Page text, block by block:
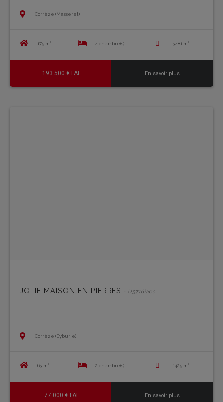
Corrèze (Masseret)
175 m² 4 chambre(s) 3481 m²
193 500 € FAI En savoir plus
JOLIE MAISON EN PIERRES - U5716iacc
Corrèze (Eyburie)
63 m² 2 chambre(s) 1425 m²
77 000 € FAI En savoir plus